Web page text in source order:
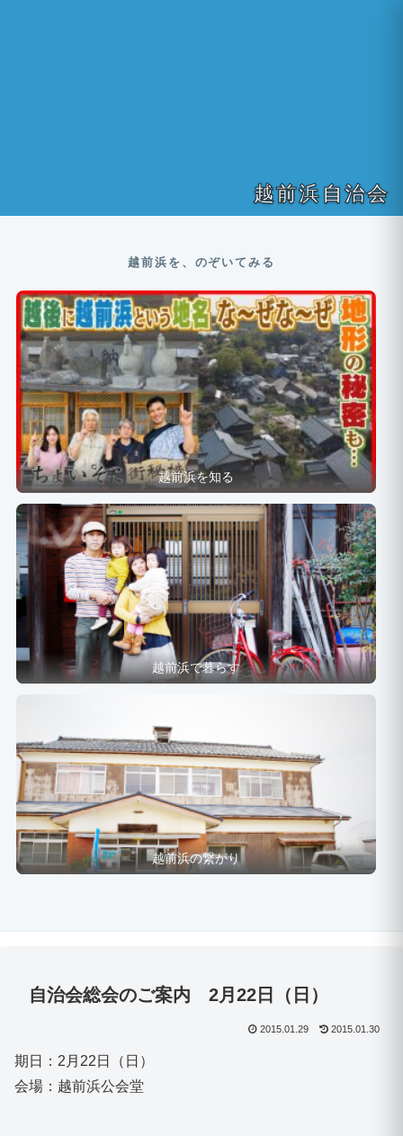
越前浜自治会
越前浜を知る
越前浜で暮らす
越前浜の繋がり
自治会総会のご案内 2月22日（日）
2015.01.29 2015.01.30
期日： 2 月22日（日）
会場：越前浜公会堂